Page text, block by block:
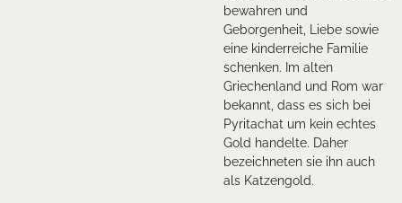
bewahren und
Geborgenheit, Liebe sowie
eine kinderreiche Familie
schenken. Im alten
Griechenland und Rom war
bekannt, dass es sich bei
Pyritachat um kein echtes
Gold handelte. Daher
bezeichneten sie ihn auch
als Katzengold.